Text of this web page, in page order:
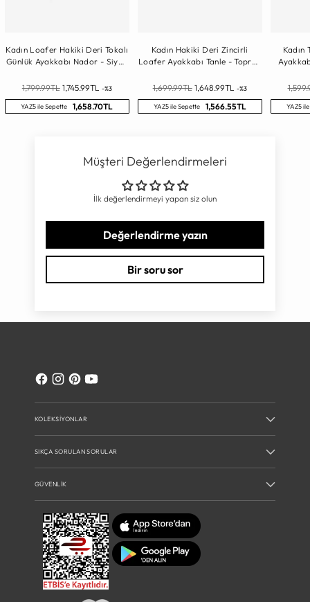
Kadın Loafer Hakiki Deri Tokalı
Günlük Ayakkabı Nador - Siyah
Normal
Fiyat
1,799.99TL 1,745.99TL -%3
YAZ5 ile Sepette 1,658.70TL
Kadın Hakiki Deri Zincirli
Loafer Ayakkabı Tanle - Toprak
Normal
Fiyat
1,699.99TL 1,648.99TL -%3
YAZ5 ile Sepette 1,566.55TL
Kadın
Fiyat
YAZ5
Müşteri Değerlendirmeleri
İlk değerlendirmeyi yapan siz olun
Değerlendirme yazın
Bir soru sor
KOLEKSIYONLAR
SIKÇA SORULAN SORULAR
GÜVENLIK